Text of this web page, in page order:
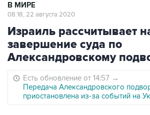
В МИРЕ
08:18, 22 августа 2020
Израиль рассчитывает
завершение суда по
Александровскому
Есть обновление от 14:57 →
Передача Александровского
приостановлена из-за событий на